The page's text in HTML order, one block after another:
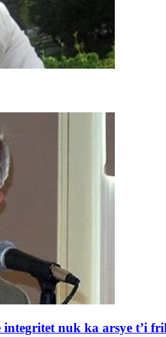
nuk ka arsye t’i